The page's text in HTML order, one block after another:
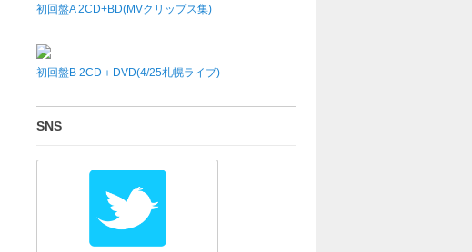
初回盤A 2CD+BD(MVクリップス集)
初回盤B 2CD＋DVD(4/25札幌ライブ)
SNS